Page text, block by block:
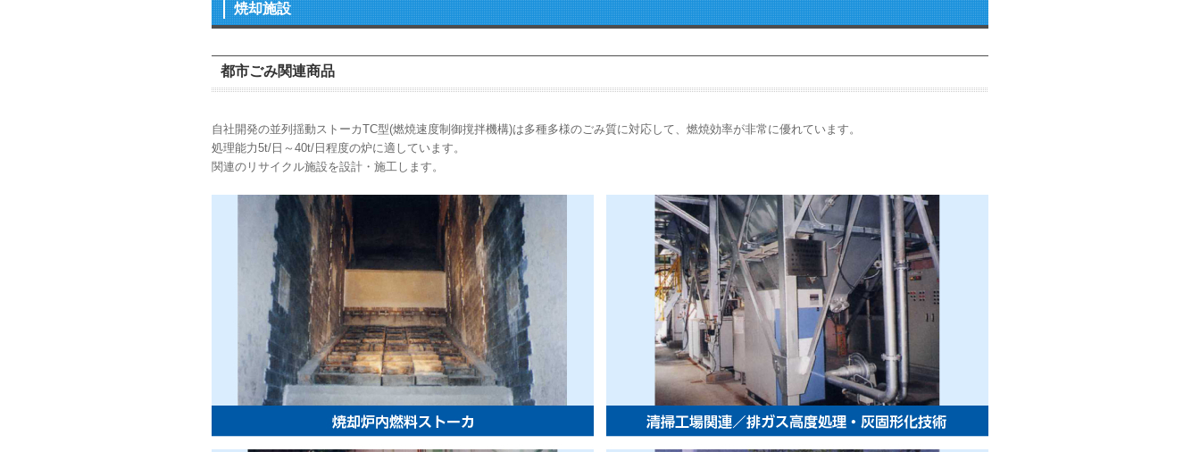
焼却施設
都市ごみ関連商品
自社開発の並列揺動ストーカTC型(燃焼速度制御撹拌機構)は多種多様のごみ質に対応して、燃焼効率が非常に優れています。
処理能力5t/日～40t/日程度の炉に適しています。
関連のリサイクル施設を設計・施工します。